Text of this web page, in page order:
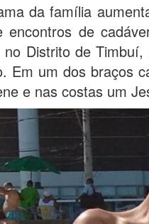
da família
encontros de
no Distrito de
Em um dos braços
e nas costas um